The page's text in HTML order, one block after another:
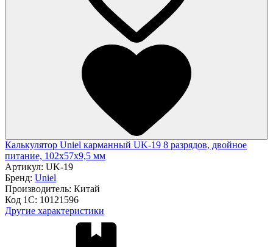
Калькулятор Uniel карманный UK-19 8 разрядов, двойное
питание, 102х57х9,5 мм
Артикул: UK-19
Бренд: Uniel
Производитель: Китай
Код 1С: 10121596
Другие характеристики